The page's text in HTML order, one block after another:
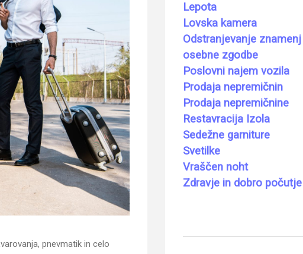
pnevmatik in celo
Lepota
Lovska kamera
Odstranjevanje znamenj
osebne zgodbe
Poslovni najem vozila
Prodaja nepremičnin
Prodaja nepremičnine
Restavracija Izola
Sedežne garniture
Svetilke
Vraščen noht
Zdravje in dobro počutje